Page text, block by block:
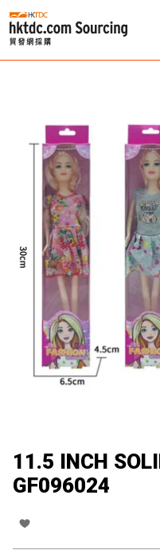
11.5 INCH
GF096024